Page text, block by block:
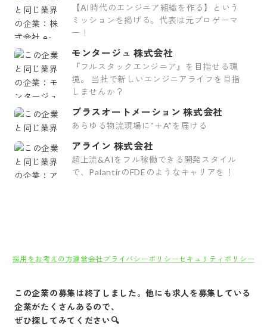
【AI時代のエンジニア組織を作る】という
ミッションを掲げる。代表は元プロゲーマ
ー！
モンタージュ 株式会社
『フルスタックエンジニア』を目指せる環
境。 当社で新しいエンジニアライフを目指
しませんか？
プラスオートメーション 株式会社
あらゆる物流現場に“＋A”を届ける
アライン 株式会社
超上流&AIをフル稼働できる開発スタイル
で、PalantirのFDEのようなキャリアを！
この企業の募集は終了しました。他にも求人を募集している
企業がたくさんあるので、
ぜひ探してみてください🔍
採用をお考えの方運営会社 プライバシーポリシーセキュリティポリシー
Copyright© Atrae, Inc. All Right Reserved.
転職サイトGreen IT/Web・通信・インターネット系